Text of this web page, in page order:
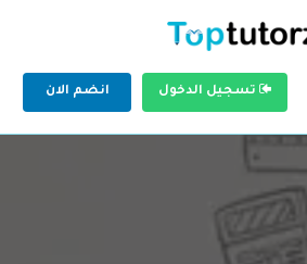
تسجيل الدخول انضم الان